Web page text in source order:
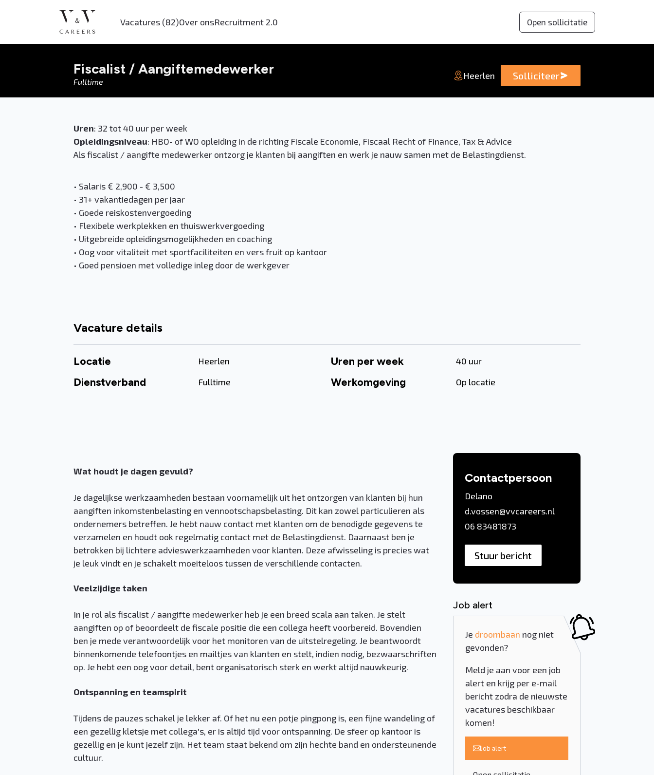
Vacatures (82)Over onsRecruitment 2.0 Open sollicitatie
Fiscalist / Aangiftemedewerker
Fulltime
Heerlen Solliciteer
Uren: 32 tot 40 uur per week
Opleidingsniveau: HBO- of WO opleiding in de richting Fiscale Economie, Fiscaal Recht of Finance, Tax & Advice
Als fiscalist / aangifte medewerker ontzorg je klanten bij aangiften en werk je nauw samen met de Belastingdienst.
• Salaris € 2,900 - € 3,500
• 31+ vakantiedagen per jaar
• Goede reiskostenvergoeding
• Flexibele werkplekken en thuiswerkvergoeding
• Uitgebreide opleidingsmogelijkheden en coaching
• Oog voor vitaliteit met sportfaciliteiten en vers fruit op kantoor
• Goed pensioen met volledige inleg door de werkgever
Vacature details
Locatie Heerlen Uren per week 40 uur
Dienstverband Fulltime Werkomgeving Op locatie
Wat houdt je dagen gevuld?
Je dagelijkse werkzaamheden bestaan voornamelijk uit het ontzorgen van klanten bij hun
aangiften inkomstenbelasting en vennootschapsbelasting. Dit kan zowel particulieren als
ondernemers betreffen. Je hebt nauw contact met klanten om de benodigde gegevens te
verzamelen en houdt ook regelmatig contact met de Belastingdienst. Daarnaast ben je
betrokken bij lichtere advieswerkzaamheden voor klanten. Deze afwisseling is precies wat
je leuk vindt en je schakelt moeiteloos tussen de verschillende contacten.
Veelzijdige taken
In je rol als fiscalist / aangifte medewerker heb je een breed scala aan taken. Je stelt
aangiften op of beoordeelt de fiscale positie die een collega heeft voorbereid. Bovendien
ben je mede verantwoordelijk voor het monitoren van de uitstelregeling. Je beantwoordt
binnenkomende telefoontjes en mailtjes van klanten en stelt, indien nodig, bezwaarschriften
op. Je hebt een oog voor detail, bent organisatorisch sterk en werkt altijd nauwkeurig.
Ontspanning en teamspirit
Tijdens de pauzes schakel je lekker af. Of het nu een potje pingpong is, een fijne wandeling of
een gezellig kletsje met collega's, er is altijd tijd voor ontspanning. De sfeer op kantoor is
gezellig en je kunt jezelf zijn. Het team staat bekend om zijn hechte band en ondersteunende
cultuur.
Contactpersoon
Delano
d.vossen@vvcareers.nl
06 83481873
Stuur bericht
Job alert
Je droombaan nog niet
gevonden?
Meld je aan voor een job
alert en krijg per e-mail
bericht zodra de nieuwste
vacatures beschikbaar
komen!
Job alert